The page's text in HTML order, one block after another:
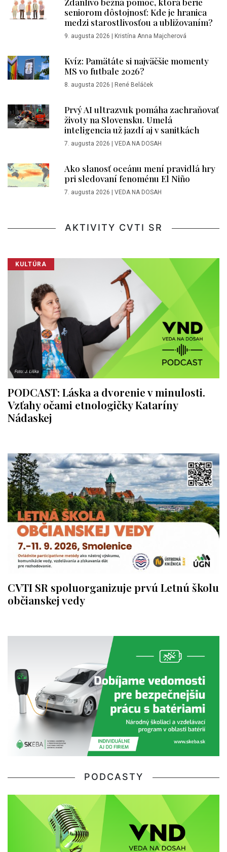
Zdanlivo bežná pomoc, ktorá berie
seniorom dôstojnosť: Kde je hranica
medzi starostlivosťou a ubližovaním?
9. augusta 2026 Kristína Anna Majcherová
Kvíz: Pamätáte si najväčšie momenty
MS vo futbale 2026?
8. augusta 2026 René Beláček
Prvý AI ultrazvuk pomáha zachraňovať
životy na Slovensku. Umelá
inteligencia už jazdí aj v sanitkách
7. augusta 2026 VEDA NA DOSAH
Ako slanosť oceánu mení pravidlá hry
pri sledovaní fenoménu El Niño
7. augusta 2026 VEDA NA DOSAH
AKTIVITY CVTI SR
KULTÚRA
PODCAST: Láska a dvorenie v minulosti.
Vzťahy očami etnologičky Kataríny
Nádaskej
CVTI SR spoluorganizuje prvú Letnú školu
občianskej vedy
PODCASTY